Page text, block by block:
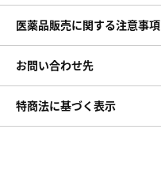
医薬品販売に関する注意事項
お問い合わせ先
特商法に基づく表示